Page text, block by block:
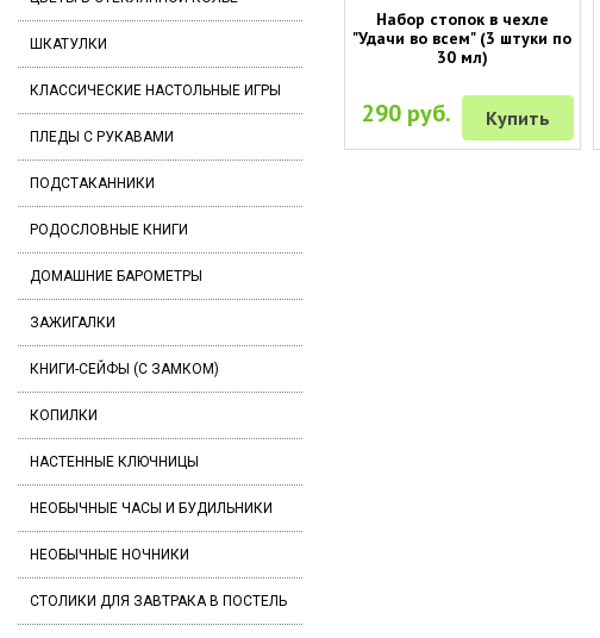
ШКАТУЛКИ
КЛАССИЧЕСКИЕ НАСТОЛЬНЫЕ ИГРЫ
ПЛЕДЫ С РУКАВАМИ
ПОДСТАКАННИКИ
РОДОСЛОВНЫЕ КНИГИ
ДОМАШНИЕ БАРОМЕТРЫ
ЗАЖИГАЛКИ
КНИГИ-СЕЙФЫ (С ЗАМКОМ)
КОПИЛКИ
НАСТЕННЫЕ КЛЮЧНИЦЫ
НЕОБЫЧНЫЕ ЧАСЫ И БУДИЛЬНИКИ
НЕОБЫЧНЫЕ НОЧНИКИ
СТОЛИКИ ДЛЯ ЗАВТРАКА В ПОСТЕЛЬ
Набор стопок в чехле
"Удачи во всем" (3 штуки по
30 мл)
290 руб. Купить